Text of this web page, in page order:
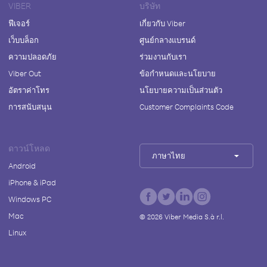
VIBER
ฟีเจอร์
เว็บบล็อก
ความปลอดภัย
Viber Out
อัตราค่าโทร
การสนับสนุน
บริษัท
เกี่ยวกับ Viber
ศูนย์กลางแบรนด์
ร่วมงานกับเรา
ข้อกำหนดและนโยบาย
นโยบายความเป็นส่วนตัว
Customer Complaints Code
ดาวน์โหลด
Android
iPhone & iPad
Windows PC
Mac
Linux
ภาษาไทย
© 2026Viber Media S.à r.l.